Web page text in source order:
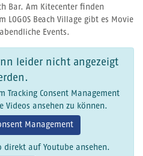
Bar. Am Kitecenter finden
LOGOS Beach Village gibt es Movie
Events.
leider nicht angezeigt
Tracking Consent Management
Videos ansehen zu können.
Management
direkt auf Youtube ansehen.